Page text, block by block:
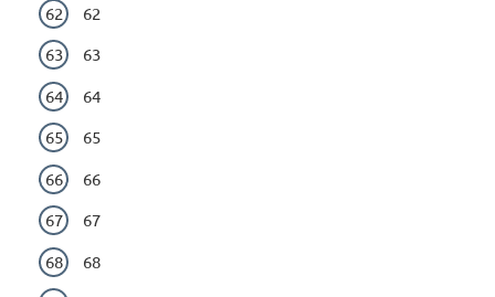
62
63
64
65
66
67
68